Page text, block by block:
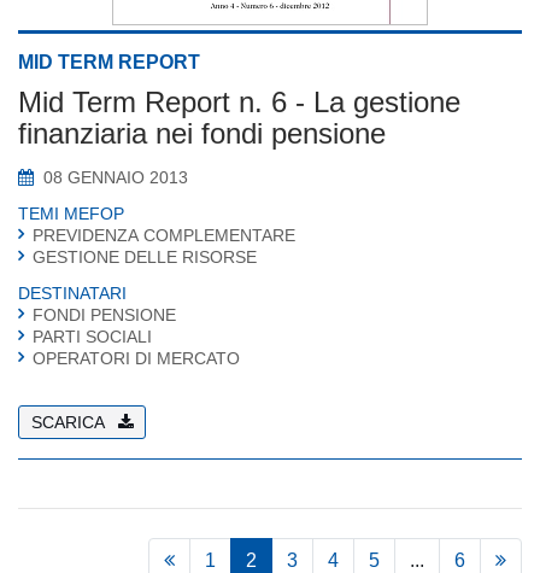
MID TERM REPORT
Mid Term Report n. 6 - La gestione
finanziaria nei fondi pensione
08 GENNAIO 2013
TEMI MEFOP
PREVIDENZA COMPLEMENTARE
GESTIONE DELLE RISORSE
DESTINATARI
FONDI PENSIONE
PARTI SOCIALI
OPERATORI DI MERCATO
SCARICA
1 2 3 4 5 ... 6